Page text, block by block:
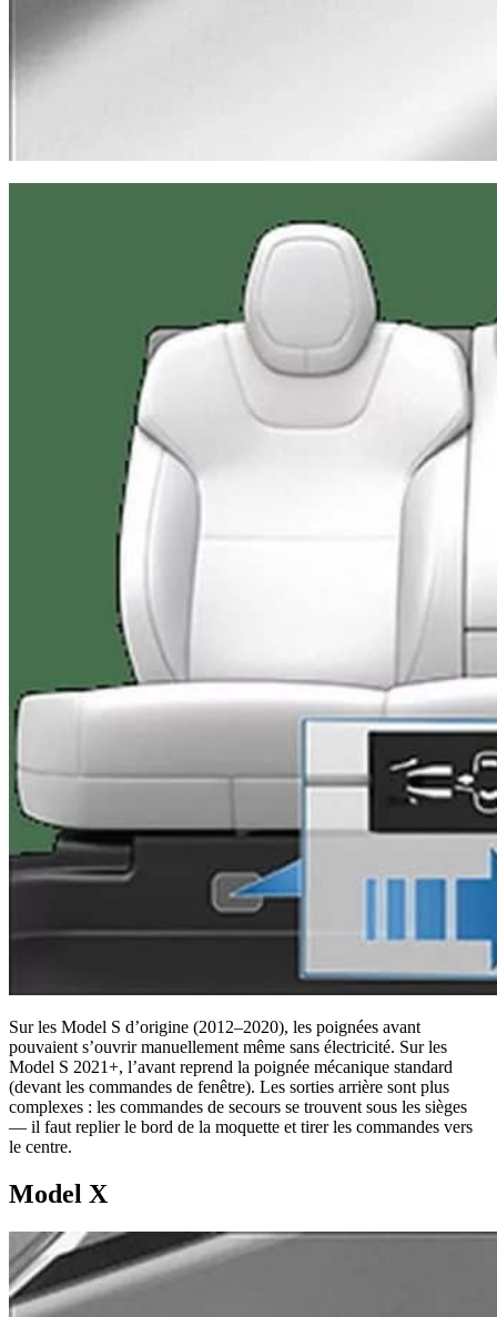
Sur les Model S d’origine (2012–2020), les poignées avant
pouvaient s’ouvrir manuellement même sans électricité. Sur les
Model S 2021+, l’avant reprend la poignée mécanique standard
(devant les commandes de fenêtre). Les sorties arrière sont plus
complexes : les commandes de secours se trouvent sous les sièges
— il faut replier le bord de la moquette et tirer les commandes vers
le centre.
Model X